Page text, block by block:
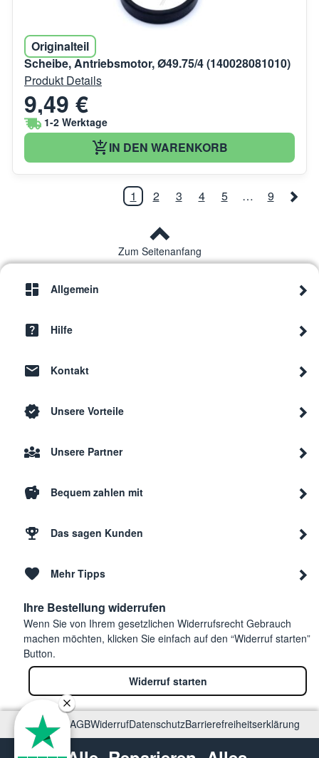
Originalteil
Scheibe, Antriebsmotor, Ø49.75/4 (140028081010)
Produkt Details
9,49 €
1-2 Werktage
IN DEN WARENKORB
1 2 3 4 5 … 9
Zum Seitenanfang
Allgemein
Hilfe
Kontakt
Unsere Vorteile
Unsere Partner
Bequem zahlen mit
Das sagen Kunden
Mehr Tipps
Ihre Bestellung widerrufen
Wenn Sie von Ihrem gesetzlichen Widerrufsrecht Gebrauch
machen möchten, klicken Sie einfach auf den “Widerruf starten”
Button.
Widerruf starten
ImpressumAGBWiderrufDatenschutzBarrierefreiheitserklärung